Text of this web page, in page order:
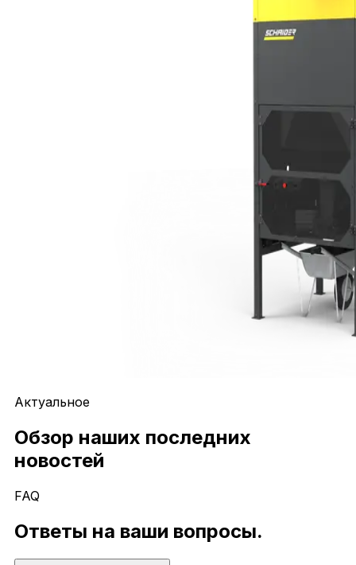
Актуальное
Обзор наших последних
новостей
FAQ
Ответы на ваши вопросы.